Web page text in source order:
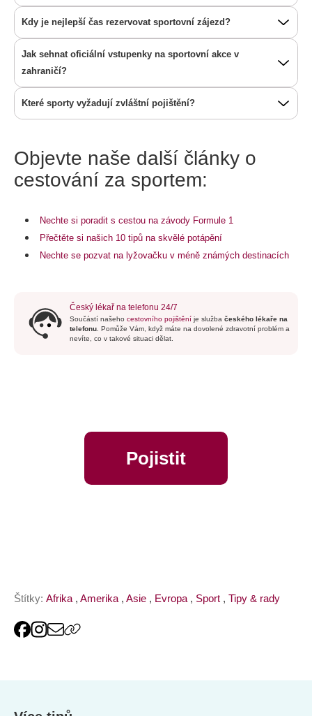
Kdy je nejlepší čas rezervovat sportovní zájezd?
Jak sehnat oficiální vstupenky na sportovní akce v
zahraničí?
Které sporty vyžadují zvláštní pojištění?
Objevte naše další články o
cestování za sportem:
Nechte si poradit s cestou na závody Formule 1
Přečtěte si našich 10 tipů na skvělé potápění
Nechte se pozvat na lyžovačku v méně známých destinacích
Český lékař na telefonu 24/7
Součástí našeho cestovního pojištění je služba českého lékaře na
telefonu. Pomůže Vám, když máte na dovolené zdravotní problém a
nevíte, co v takové situaci dělat.
Pojistit
Štítky: Afrika , Amerika , Asie , Evropa , Sport , Tipy & rady